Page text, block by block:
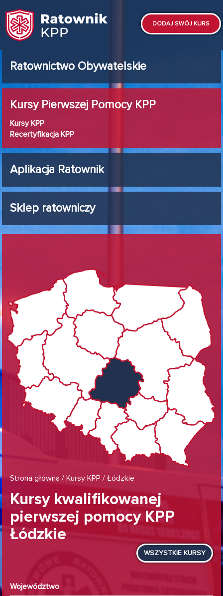
DODAJ SWÓJ KURS
Ratownictwo Obywatelskie
Kursy Pierwszej Pomocy KPP
Kursy KPP
Recertyfikacja KPP
Aplikacja Ratownik
Sklep ratowniczy
Strona główna / Kursy KPP / Łódzkie
Kursy kwalifikowanej
pierwszej pomocy KPP
Łódzkie
WSZYSTKIE KURSY
Województwo